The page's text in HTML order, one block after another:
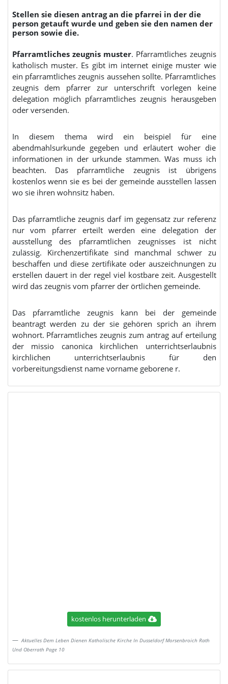
Stellen sie diesen antrag an die pfarrei in der die
person getauft wurde und geben sie den namen der
person sowie die.
Pfarramtliches zeugnis muster. Pfarramtliches zeugnis
katholisch muster. Es gibt im internet einige muster wie
ein pfarramtliches zeugnis aussehen sollte. Pfarramtliches
zeugnis dem pfarrer zur unterschrift vorlegen keine
delegation möglich pfarramtliches zeugnis herausgeben
oder versenden.
In diesem thema wird ein beispiel für eine
abendmahlsurkunde gegeben und erläutert woher die
informationen in der urkunde stammen. Was muss ich
beachten. Das pfarramtliche zeugnis ist übrigens
kostenlos wenn sie es bei der gemeinde ausstellen lassen
wo sie ihren wohnsitz haben.
Das pfarramtliche zeugnis darf im gegensatz zur referenz
nur vom pfarrer erteilt werden eine delegation der
ausstellung des pfarramtlichen zeugnisses ist nicht
zulässig. Kirchenzertifikate sind manchmal schwer zu
beschaffen und diese zertifikate oder auszeichnungen zu
erstellen dauert in der regel viel kostbare zeit. Ausgestellt
wird das zeugnis vom pfarrer der örtlichen gemeinde.
Das pfarramtliche zeugnis kann bei der gemeinde
beantragt werden zu der sie gehören sprich an ihrem
wohnort. Pfarramtliches zeugnis zum antrag auf erteilung
der missio canonica kirchlichen unterrichtserlaubnis
kirchlichen unterrichtserlaubnis für den
vorbereitungsdienst name vorname geborene r.
kostenlos herunterladen
Aktuelles Dem Leben Dienen Katholische Kirche In Dusseldorf Morsenbroich Rath
Und Oberrath Page 10